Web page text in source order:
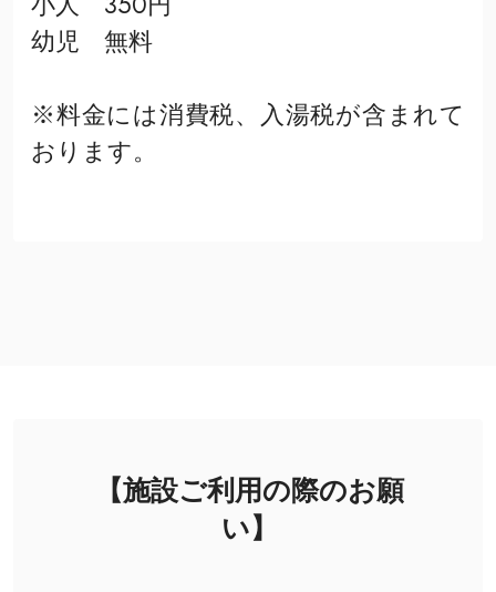
幼児 無料
※料金には消費税、入湯税が含まれて
おります。
【施設ご利用の際のお願
い】